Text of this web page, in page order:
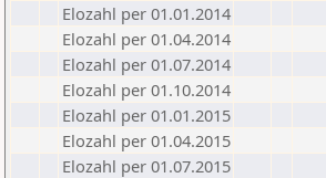
Elozahl per 01.01.2014
Elozahl per 01.04.2014
Elozahl per 01.07.2014
Elozahl per 01.10.2014
Elozahl per 01.01.2015
Elozahl per 01.04.2015
Elozahl per 01.07.2015